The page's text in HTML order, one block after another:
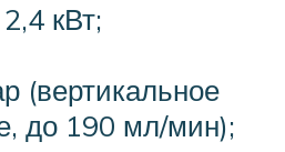
кВт;
(вертикальное
до 190 мл/мин);